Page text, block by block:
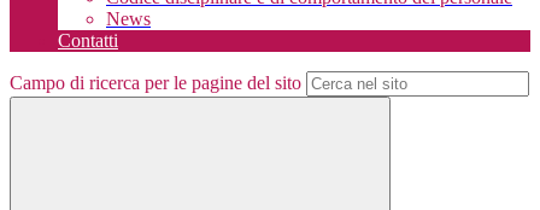
News
Contatti
Campo di ricerca per le pagine del sito